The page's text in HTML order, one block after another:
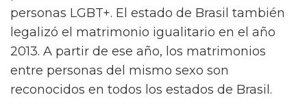
personas LGBT+. El estado de Brasil también
legalizó el matrimonio igualitario en el año
2013. A partir de ese año, los matrimonios
entre personas del mismo sexo son
reconocidos en todos los estados de Brasil.